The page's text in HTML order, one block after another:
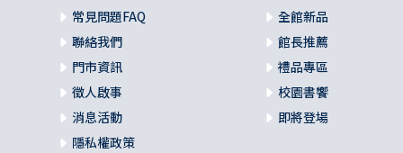
常見問題FAQ
聯絡我們
門市資訊
徵人啟事
消息活動
隱私權政策
全館新品
館長推薦
禮品專區
校園書饗
即將登場